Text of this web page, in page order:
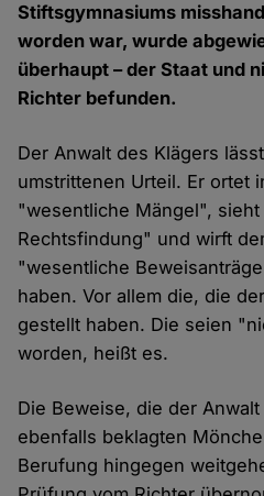
Stiftsgymnasiums
worden war,wurde
überhaupt – der Staat und
Richter befunden.
Der Anwalt des Klägers
umstrittenen Urteil. Er ortet
"wesentliche Mängel",
Rechtsfindung" und wirft
"wesentliche
haben. Vor allem die, die
gestellt haben. Die seien
worden, heißt es.
Die Beweise, die der
ebenfalls beklagten
Berufung hingegen